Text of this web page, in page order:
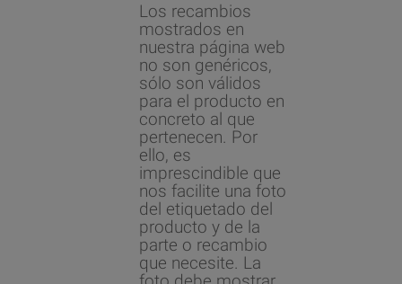
Los recambios
mostrados en
nuestra página web
no son genéricos,
sólo son válidos
para el producto en
concreto al que
pertenecen. Por
ello, es
imprescindible que
nos facilite una foto
del etiquetado del
producto y de la
parte o recambio
que necesite. La